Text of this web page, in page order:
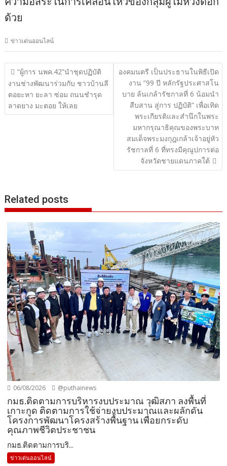
ด้วย
ข่าวเด่นออนไลน์
แนะแนว
เรื่อง
“ผู้การ นพค.42”นำชุดปฏิบัติ
งานช่างพัฒนาร่วมกับ ชาวบ้านลี
ตอยะหา ยะลา ซ่อม ถนนชำรุด
ลาดยาง มะตอย ให้เลย
องคมนตรี เป็นประธานในพิธีเปิด
งาน “99 ปี หลักรัฐประศาสโน
บาย ล้นเกล้ารัชกาลที่ 6 น้อมนํา
สืบสาน สู่การ ปฏิบัติ” เพื่อเทิด
พระเกียรติและสำนึกในพระ
มหากรุณาธิคุณของพระบาท
สมเด็จพระมงกุฎเกล้าเจ้าอยู่หัว
รัชกาลที่ 6 ที่ทรงมีคุณูปการต่อ
จังหวัดชายแดนภาคใต้
Related posts
06/08/2026 @puthainews
กมธ.ติดตามการบริหารงบประมาณ วุฒิสภา ลงพื้นที่
เกาะกูด ติดตามการใช้จ่ายงบประมาณและผลักดัน
โครงการพัฒนาโครงสร้างพื้นฐาน เพื่อยกระดับ
คุณภาพชีวิตประชาชน
กมธ.ติดตามการบริ...
ข่าวเด่นออนไลน์